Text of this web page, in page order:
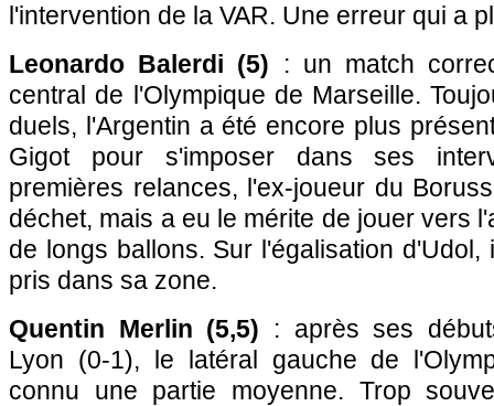
l'intervention de la VAR. Une erreur qui a
Leonardo Balerdi (5) : un match
central de l'Olympique de Marseille.
duels, l'Argentin a été encore plus
Gigot pour s'imposer dans ses
premières relances, l'ex-joueur du
déchet, mais a eu le mérite de jouer vers
de longs ballons. Sur l'égalisation
pris dans sa zone.
Quentin Merlin (5,5) : après ses
Lyon (0-1), le latéral gauche de
connu une partie moyenne. Trop